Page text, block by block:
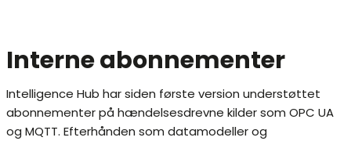
Interne abonnementer
Intelligence Hub har siden første version understøttet
abonnementer på hændelsesdrevne kilder som OPC UA
og MQTT. Efterhånden som datamodeller og